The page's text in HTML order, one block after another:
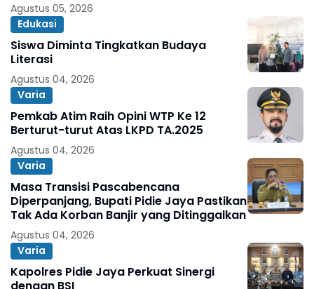
Agustus 05, 2026
Edukasi
Siswa Diminta Tingkatkan Budaya
Literasi
Agustus 04, 2026
Varia
Pemkab Atim Raih Opini WTP Ke 12
Berturut-turut Atas LKPD TA.2025
Agustus 04, 2026
Varia
Masa Transisi Pascabencana
Diperpanjang, Bupati Pidie Jaya Pastikan
Tak Ada Korban Banjir yang Ditinggalkan
Agustus 04, 2026
Varia
Kapolres Pidie Jaya Perkuat Sinergi